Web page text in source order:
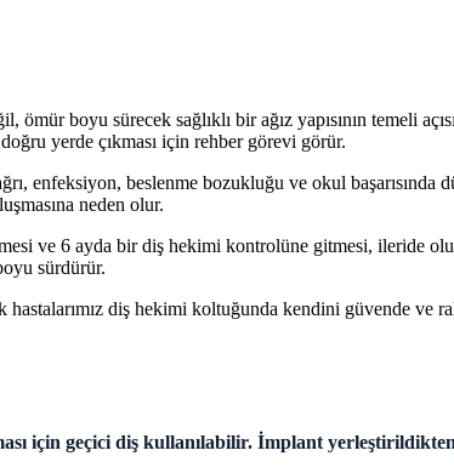
boyu sürecek sağlıklı bir ağız yapısının temeli
yerde çıkması için rehber görevi görür.
enfeksiyon, beslenme bozukluğu ve okul
neden olur.
ve 6 ayda bir diş hekimi kontrolüne gitmesi, ileride
sürdürür.
diş hekimi koltuğunda kendini güvende ve
için geçici diş kullanılabilir. İmplant